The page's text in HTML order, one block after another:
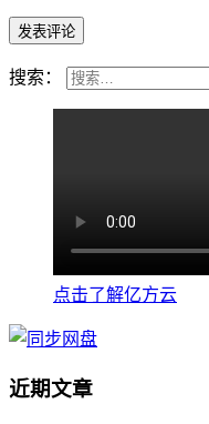
搜索：
点击了解亿方云
近期文章